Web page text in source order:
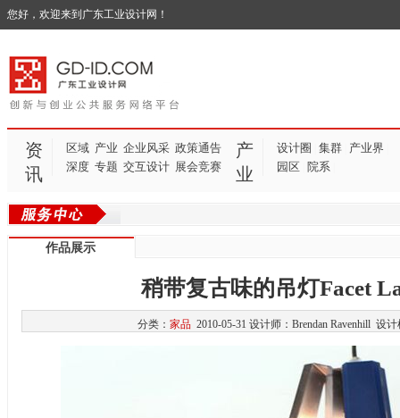
您好，欢迎来到广东工业设计网！
资
讯
区域 产业 企业风采 政策通告
深度 专题 交互设计 展会竞赛
产
业
设计圈 集群| 产业界
园区 院系|
作品展示
稍带复古味的吊灯Facet
分类： 家品 2010-05-31 设计师：Brendan Ravenhill 设